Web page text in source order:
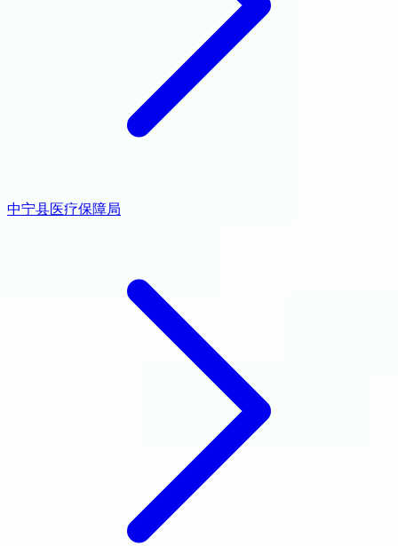
中宁县医疗保障局